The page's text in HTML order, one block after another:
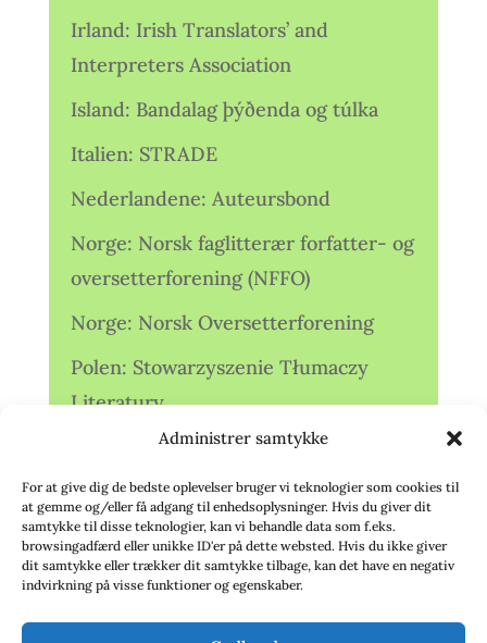
Administrer samtykke
For at give dig de bedste oplevelser bruger vi teknologier som cookies til
at gemme og/eller få adgang til enhedsoplysninger. Hvis du giver dit
samtykke til disse teknologier, kan vi behandle data som f.eks.
browsingadfærd eller unikke ID'er på dette websted. Hvis du ikke giver
dit samtykke eller trækker dit samtykke tilbage, kan det have en negativ
indvirkning på visse funktioner og egenskaber.
Irland: Irish Translators’ and
Interpreters Association
Island: Bandalag þýðenda og túlka
Italien: STRADE
Nederlandene: Auteursbond
Norge: Norsk faglitterær forfatter- og
oversetterforening (NFFO)
Norge: Norsk Oversetterforening
Polen: Stowarzyszenie Tłumaczy
Literatury
Storbritannien: Translators
Association (TA)
Sverige: Översättarsektionen (Ö.)
Sverige: Översättarcentrum (ÖC)